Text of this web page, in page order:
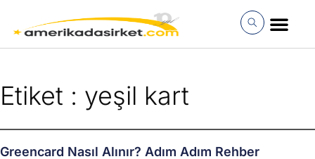
atla
Etiket : yeşil kart
Greencard Nasıl Alınır? Adım Adım Rehber